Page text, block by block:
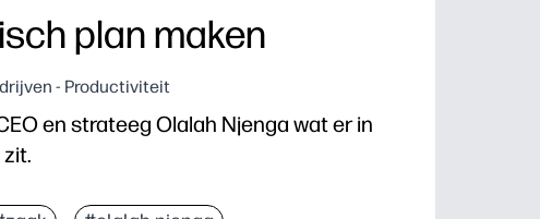
plan maken
- Productiviteit
en strateeg Olalah Njenga wat er in